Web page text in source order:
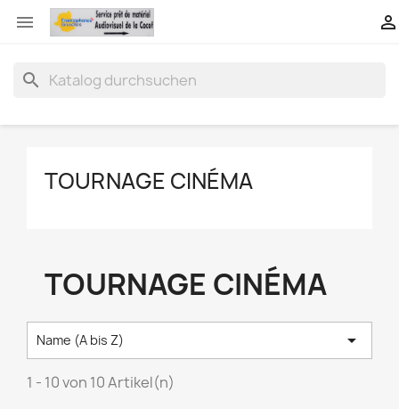
 
search
TOURNAGE CINÉMA
TOURNAGE CINÉMA
Name (A bis Z) 
1 - 10 von 10 Artikel(n)